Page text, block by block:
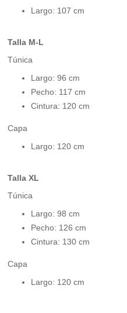
Largo: 107 cm
Talla M-L
Túnica
Largo: 96 cm
Pecho: 117 cm
Cintura: 120 cm
Capa
Largo: 120 cm
Talla XL
Túnica
Largo: 98 cm
Pecho: 126 cm
Cintura: 130 cm
Capa
Largo: 120 cm